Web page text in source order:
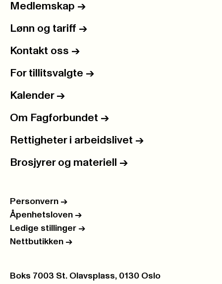
Medlemskap ->
Lønn og tariff ->
Kontakt oss ->
For tillitsvalgte ->
Kalender ->
Om Fagforbundet ->
Rettigheter i arbeidslivet ->
Brosjyrer og materiell ->
Personvern ->
Åpenhetsloven ->
Ledige stillinger ->
Nettbutikken ->
Postboks:
Boks 7003 St. Olavsplass, 0130 Oslo